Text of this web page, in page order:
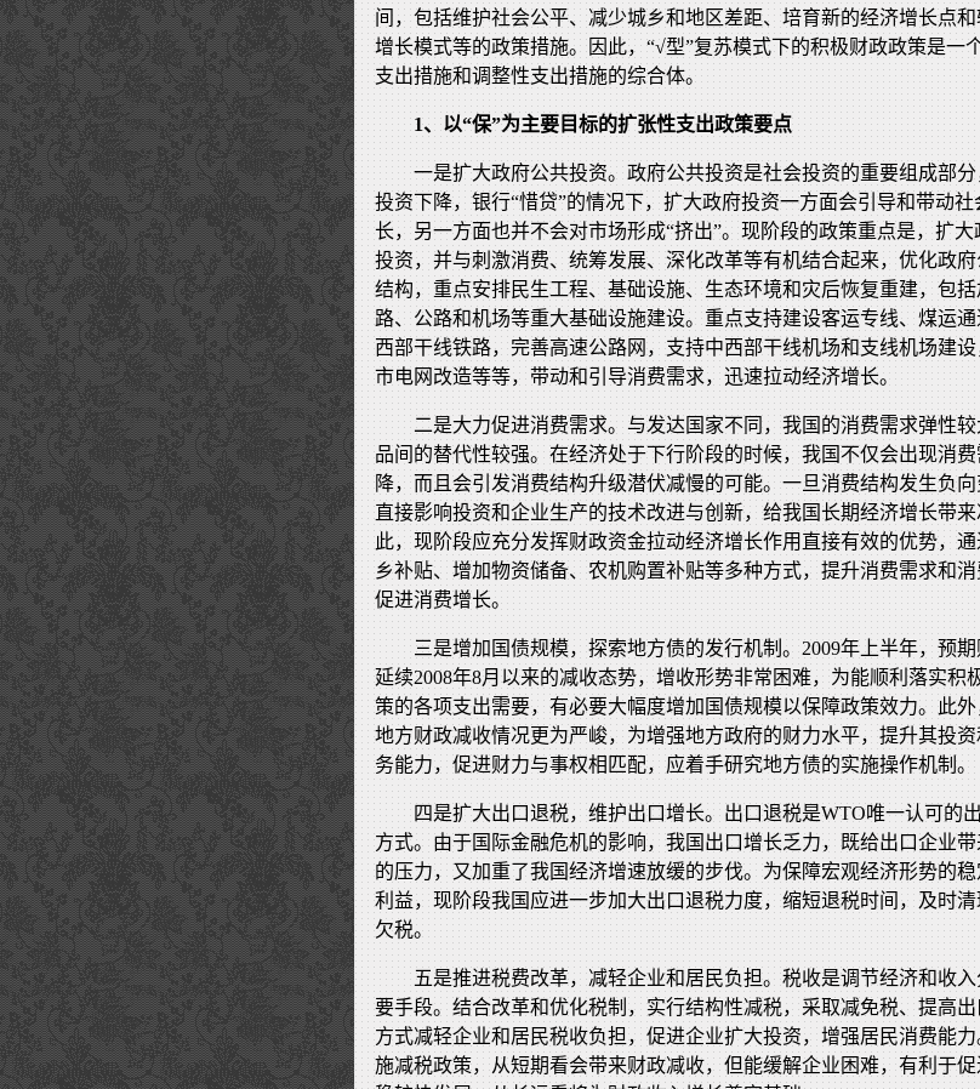
间，包括维护社会公平、减少城乡和地区差距、培育新的经济增长点
增长模式等的政策措施。因此，“√型”复苏模式下的积极财政政策是一
支出措施和调整性支出措施的综合体。
1、以“保”为主要目标的扩张性支出政策要点
一是扩大政府公共投资。政府公共投资是社会投资的重要组成部
投资下降，银行“惜贷”的情况下，扩大政府投资一方面会引导和带动社
长，另一方面也并不会对市场形成“挤出”。现阶段的政策重点是，扩大
投资，并与刺激消费、统筹发展、深化改革等有机结合起来，优化政
结构，重点安排民生工程、基础设施、生态环境和灾后恢复重建，包
路、公路和机场等重大基础设施建设。重点支持建设客运专线、煤运
西部干线铁路，完善高速公路网，支持中西部干线机场和支线机场建
市电网改造等等，带动和引导消费需求，迅速拉动经济增长。
二是大力促进消费需求。与发达国家不同，我国的消费需求弹性
品间的替代性较强。在经济处于下行阶段的时候，我国不仅会出现消
降，而且会引发消费结构升级潜伏减慢的可能。一旦消费结构发生负
直接影响投资和企业生产的技术改进与创新，给我国长期经济增长带
此，现阶段应充分发挥财政资金拉动经济增长作用直接有效的优势，
乡补贴、增加物资储备、农机购置补贴等多种方式，提升消费需求和
促进消费增长。
三是增加国债规模，探索地方债的发行机制。2009年上半年，预
延续2008年8月以来的减收态势，增收形势非常困难，为能顺利落实积
策的各项支出需要，有必要大幅度增加国债规模以保障政策效力。此
地方财政减收情况更为严峻，为增强地方政府的财力水平，提升其投
务能力，促进财力与事权相匹配，应着手研究地方债的实施操作机制。
四是扩大出口退税，维护出口增长。出口退税是WTO唯一认可的
方式。由于国际金融危机的影响，我国出口增长乏力，既给出口企业
的压力，又加重了我国经济增速放缓的步伐。为保障宏观经济形势的
利益，现阶段我国应进一步加大出口退税力度，缩短退税时间，及时
欠税。
五是推进税费改革，减轻企业和居民负担。税收是调节经济和收
要手段。结合改革和优化税制，实行结构性减税，采取减免税、提高
方式减轻企业和居民税收负担，促进企业扩大投资，增强居民消费能
施减税政策，从短期看会带来财政减收，但能缓解企业困难，有利于